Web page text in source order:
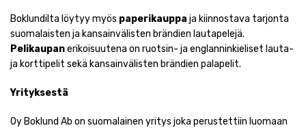
Boklundilta löytyy myös paperikauppa ja kiinnostava tarjonta
suomalaisten ja kansainvälisten brändien lautapelejä.
Pelikaupanerikoisuutena on ruotsin- ja englanninkieliset lauta-
ja korttipelit sekä kansainvälisten brändien palapelit.
Yrityksestä
Oy Boklund Ab on suomalainen yritys joka perustettiin luomaan